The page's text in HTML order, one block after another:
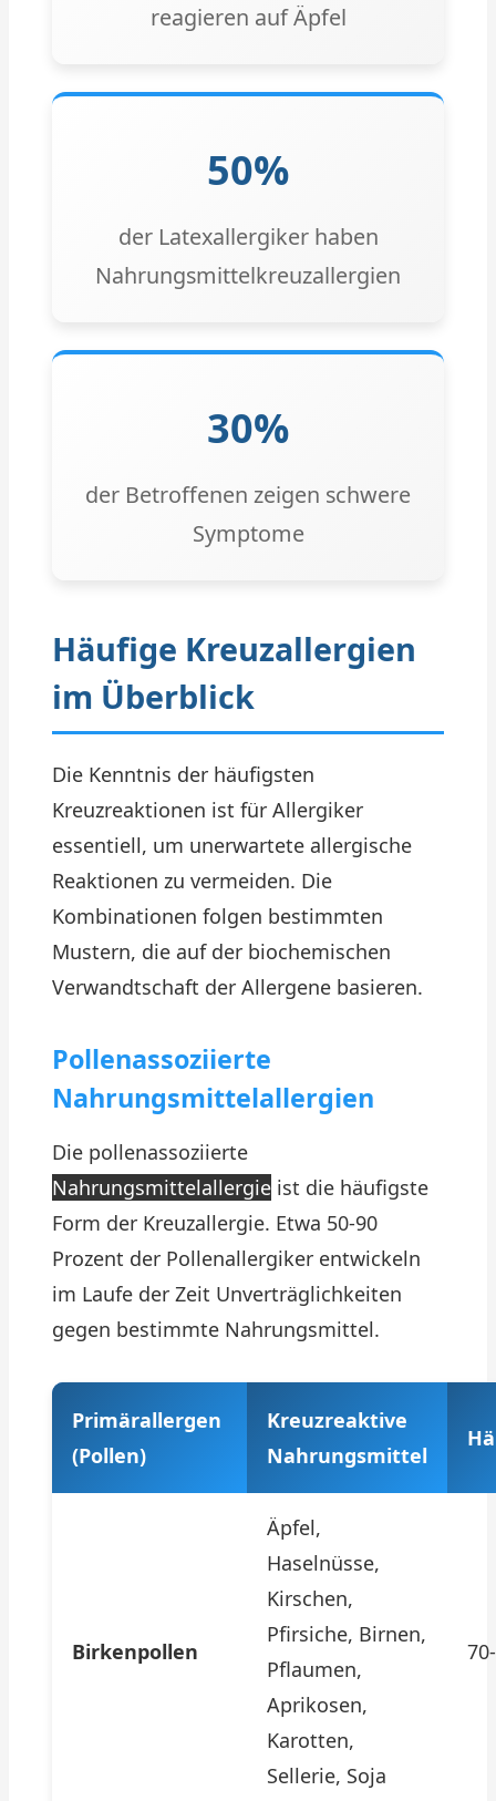
reagieren auf Äpfel
50%
der Latexallergiker haben
Nahrungsmittelkreuzallergien
30%
der Betroffenen zeigen schwere
Symptome
Häufige Kreuzallergien
im Überblick
Die Kenntnis der häufigsten
Kreuzreaktionen ist für Allergiker
essentiell, um unerwartete allergische
Reaktionen zu vermeiden. Die
Kombinationen folgen bestimmten
Mustern, die auf der biochemischen
Verwandtschaft der Allergene basieren.
Pollenassoziierte
Nahrungsmittelallergien
Die pollenassoziierte
Nahrungsmittelallergie ist die häufigste
Form der Kreuzallergie. Etwa 50-90
Prozent der Pollenallergiker entwickeln
im Laufe der Zeit Unverträglichkeiten
gegen bestimmte Nahrungsmittel.
Primärallergen
(Pollen)
Kreuzreaktive
Nahrungsmittel
Birkenpollen
Äpfel,
Haselnüsse,
Kirschen,
Pfirsiche, Birnen,
Pflaumen,
Aprikosen,
Karotten,
Sellerie, Soja